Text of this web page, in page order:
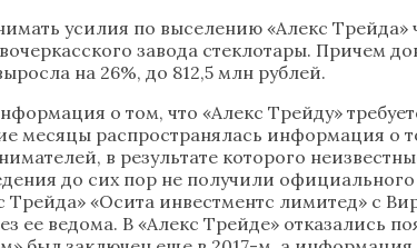
усилия по выселению «Алекс
завода стеклотары. Причем
на 26%, до 812,5 млн рублей.
о том, что «Алекс Трейду»
месяцы распространялась информация о
в результате которого
до сих пор не получили
«Осита инвестментс лимитед» с
ее ведома. В «Алекс Трейде» отказались